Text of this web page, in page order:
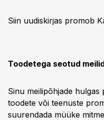
Siin uudiskirjas promob
Toodetega seotud
Sinu meilipõhjade hulgas
toodete või teenuste
suurendada müüke